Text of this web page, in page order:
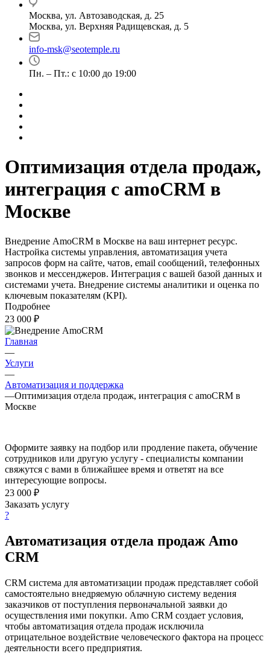
Москва, ул. Автозаводская, д. 25
Москва, ул. Верхняя Радищевская, д. 5
info-msk@seotemple.ru
Пн. – Пт.: с 10:00 до 19:00
Оптимизация отдела продаж,
интеграция с amoCRM в
Москве
Внедрение AmoCRM в Москве на ваш интернет ресурс.
Настройка системы управления, автоматизация учета
запросов форм на сайте, чатов, email сообщений, телефонных
звонков и мессенджеров. Интеграция с вашей базой данных и
системами учета. Внедрение системы аналитики и оценка по
ключевым показателям (KPI).
Подробнее
23 000 ₽
Главная
—
Услуги
—
Автоматизация и поддержка
—Оптимизация отдела продаж, интеграция с amoCRM в
Москве
Оформите заявку на подбор или продление пакета, обучение
сотрудников или другую услугу - специалисты компании
свяжутся с вами в ближайшее время и ответят на все
интересующие вопросы.
23 000 ₽
Заказать услугу
?
Автоматизация отдела продаж Amo
CRM
CRM система для автоматизации продаж представляет собой
самостоятельно внедряемую облачную систему ведения
заказчиков от поступления первоначальной заявки до
осуществления ими покупки. Amo CRM создает условия,
чтобы автоматизация отдела продаж исключила
отрицательное воздействие человеческого фактора на процесс
деятельности всего предприятия.